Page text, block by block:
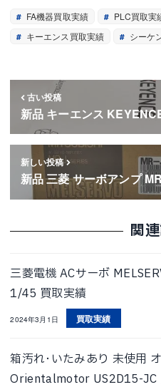
FA機器買取実績 PLC買取実
キーエンス買取実績
シーケ
古い投稿
新品 キーエンス
新しい投稿
新品 三菱 サーボアンプ
関
三菱電機 ACサーボ
1/45 買取実績
2024年3月1日 買取実績
箱汚れ･いたみあり 未使用
Orientalmotor US2D15-JC